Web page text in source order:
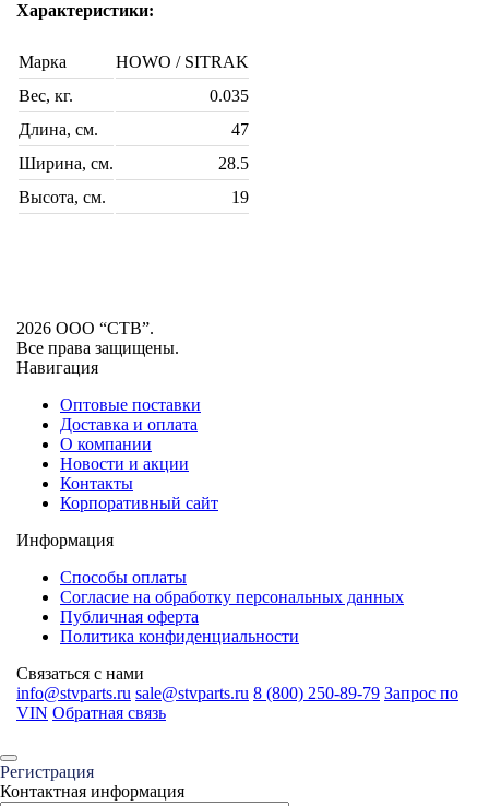
Характеристики:
Марка
HOWO / SITRAK
Вес, кг.
0.035
Длина, см.
47
Ширина, см.
28.5
Высота, см.
19
2026 ООО “СТВ”.
Все права защищены.
Навигация
Оптовые поставки
Доставка и оплата
О компании
Новости и акции
Контакты
Корпоративный сайт
Информация
Способы оплаты
Согласие на обработку персональных данных
Публичная оферта
Политика конфиденциальности
Связаться с нами
info@stvparts.ru sale@stvparts.ru 8 (800) 250-89-79 Запрос по
VIN Обратная связь
Регистрация
Контактная информация